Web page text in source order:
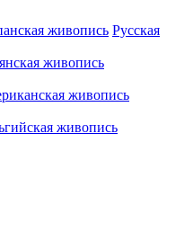
живопись Русская
живопись
живопись
живопись